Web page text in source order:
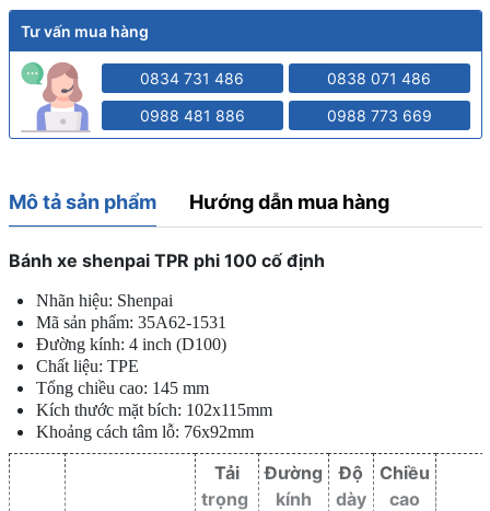
Tư vấn mua hàng
0834 731 486 0838 071 486
0988 481 886 0988 773 669
Mô tả sản phẩm Hướng dẫn mua hàng
Bánh xe shenpai TPR phi 100 cố định
Nhãn hiệu: Shenpai
Mã sản phẩm: 35A62-1531
Đường kính: 4 inch (D100)
Chất liệu: TPE
Tổng chiều cao: 145 mm
Kích thước mặt bích: 102x115mm
Khoảng cách tâm lỗ: 76x92mm
Tải
trọng
Đường
kính
Độ
dày
Chiều
cao